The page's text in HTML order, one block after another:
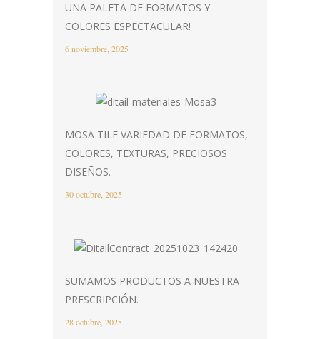
UNA PALETA DE FORMATOS Y
COLORES ESPECTACULAR!
6 noviembre, 2025
MOSA TILE VARIEDAD DE FORMATOS,
COLORES, TEXTURAS, PRECIOSOS
DISEÑOS.
30 octubre, 2025
SUMAMOS PRODUCTOS A NUESTRA
PRESCRIPCIÓN.
28 octubre, 2025